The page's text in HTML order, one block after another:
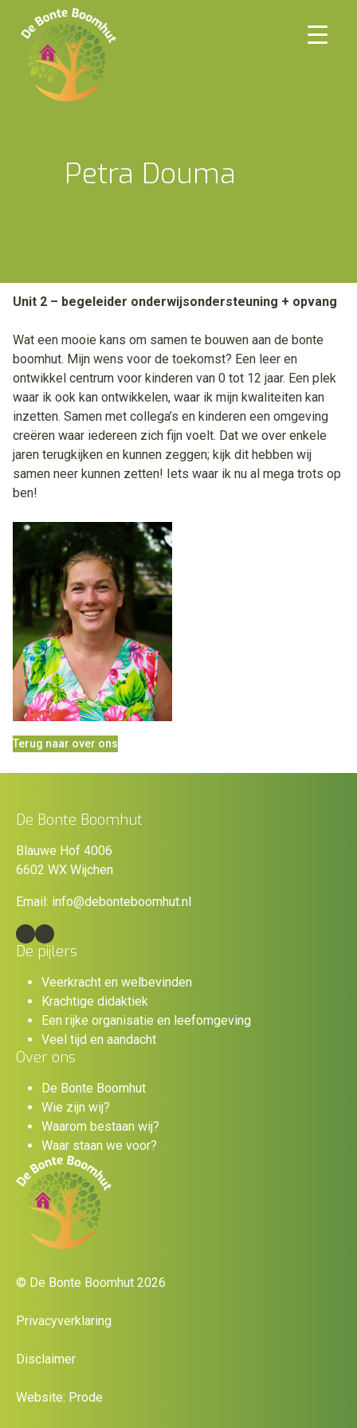
naar
inhoud
Petra Douma
Unit 2 – begeleider onderwijsondersteuning + opvang
Wat een mooie kans om samen te bouwen aan de bonte
boomhut. Mijn wens voor de toekomst? Een leer en
ontwikkel centrum voor kinderen van 0 tot 12 jaar. Een plek
waar ik ook kan ontwikkelen, waar ik mijn kwaliteiten kan
inzetten. Samen met collega’s en kinderen een omgeving
creëren waar iedereen zich fijn voelt. Dat we over enkele
jaren terugkijken en kunnen zeggen; kijk dit hebben wij
samen neer kunnen zetten! Iets waar ik nu al mega trots op
ben!
Terug naar over ons
De Bonte Boomhut
Blauwe Hof 4006
6602 WX Wijchen
Email: info@debonteboomhut.nl
Facebook LinkedIn
De pijlers
Veerkracht en welbevinden
Krachtige didaktiek
Een rijke organisatie en leefomgeving
Veel tijd en aandacht
Over ons
De Bonte Boomhut
Wie zijn wij?
Waarom bestaan wij?
Waar staan we voor?
© De Bonte Boomhut 2026
Privacyverklaring
Disclaimer
Website: Prode